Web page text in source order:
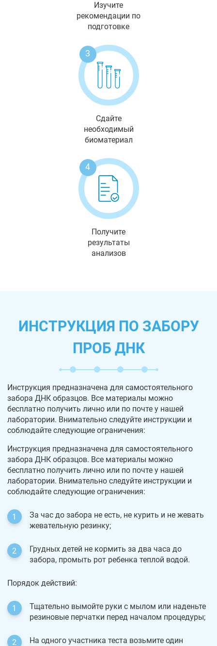
Изучите
рекомендации по
подготовке
3
Сдайте
необходимый
биоматериал
4
Получите
результаты
анализов
ИНСТРУКЦИЯ ПО ЗАБОРУ
ПРОБ ДНК
Инструкция предназначена для самостоятельного
забора ДНК образцов. Все материалы можно
бесплатно получить лично или по почте у нашей
лаборатории. Внимательно следуйте инструкции и
соблюдайте следующие ограничения:
Инструкция предназначена для самостоятельного
забора ДНК образцов. Все материалы можно
бесплатно получить лично или по почте у нашей
лаборатории. Внимательно следуйте инструкции и
соблюдайте следующие ограничения:
За час до забора не есть, не курить и не жевать
жевательную резинку;
Грудных детей не кормить за два часа до
забора, промыть рот ребенка теплой водой.
Порядок действий:
Тщательно вымойте руки с мылом или наденьте
резиновые перчатки перед началом процедуры;
На одного участника теста возьмите один